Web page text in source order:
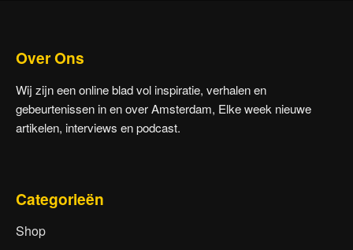
Over Ons
Wij zijn een online blad vol inspiratie, verhalen en
gebeurtenissen in en over Amsterdam, Elke week nieuwe
artikelen, interviews en podcast.
Categorieën
Shop